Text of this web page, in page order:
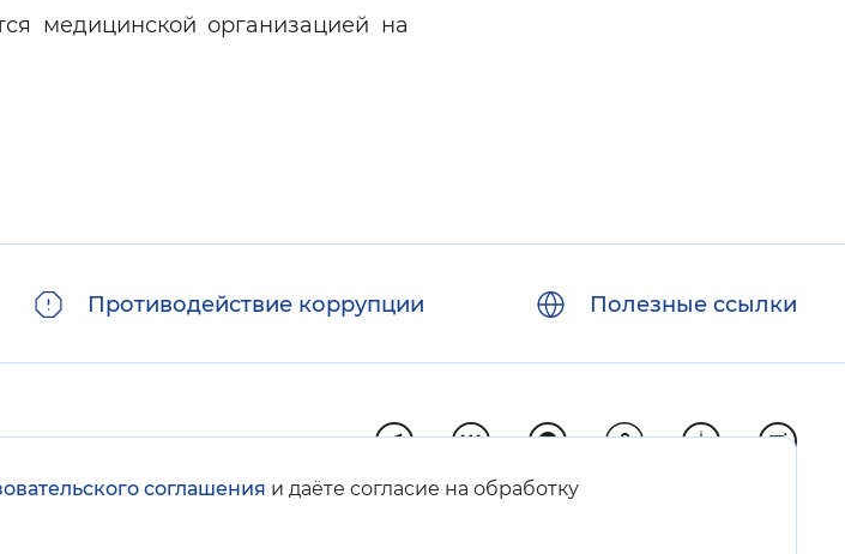
медицинской организацией на
соглашения и даёте согласие на обработку
Противодействие коррупции Полезные ссылки